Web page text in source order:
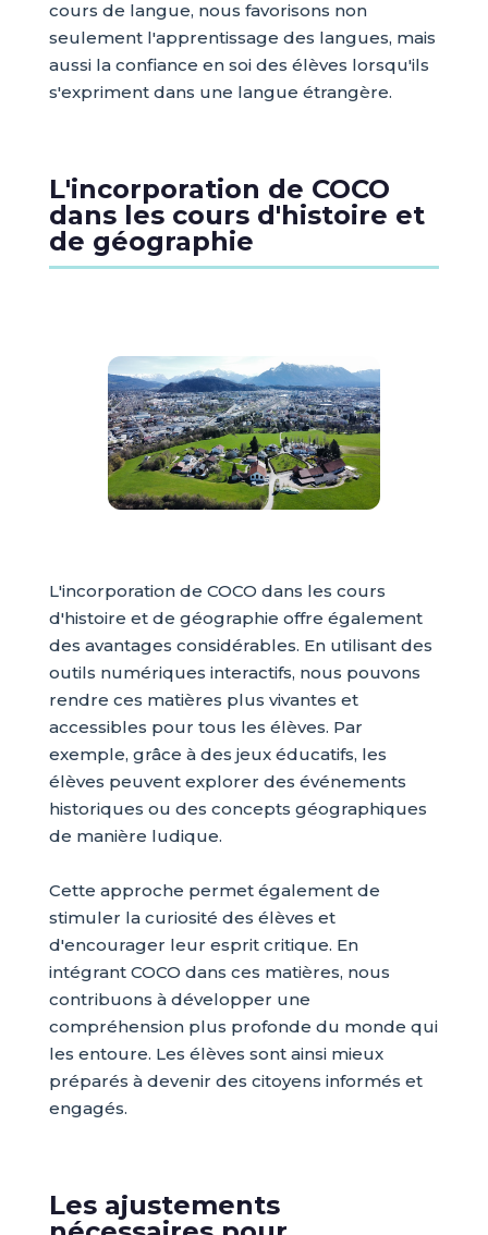
cours de langue, nous favorisons non
seulement l'apprentissage des langues, mais
aussi la confiance en soi des élèves lorsqu'ils
s'expriment dans une langue étrangère.
L'incorporation de COCO
dans les cours d'histoire et
de géographie
L'incorporation de COCO dans les cours
d'histoire et de géographie offre également
des avantages considérables. En utilisant des
outils numériques interactifs, nous pouvons
rendre ces matières plus vivantes et
accessibles pour tous les élèves. Par
exemple, grâce à des jeux éducatifs, les
élèves peuvent explorer des événements
historiques ou des concepts géographiques
de manière ludique.
Cette approche permet également de
stimuler la curiosité des élèves et
d'encourager leur esprit critique. En
intégrant COCO dans ces matières, nous
contribuons à développer une
compréhension plus profonde du monde qui
les entoure. Les élèves sont ainsi mieux
préparés à devenir des citoyens informés et
engagés.
Les ajustements